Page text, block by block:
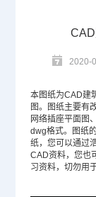
2020-
本图纸为CAD建
图。图纸主要有
网络插座平面图
dwg格式。图纸
纸，您可以通过
CAD资料，您也
习资料，切勿用